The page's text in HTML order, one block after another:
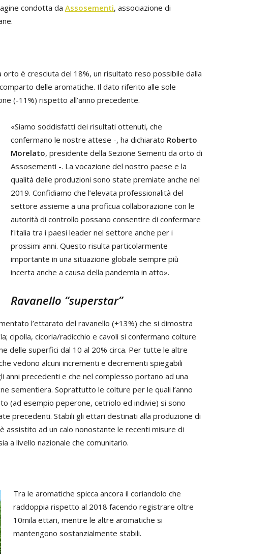
condotta da Assosementi, associazione di
è cresciuta del 18%, un risultato reso possibile dalla
delle aromatiche. Il dato riferito alle sole
(-11%) rispetto all’anno precedente.
«Siamo soddisfatti dei risultati ottenuti, che
confermano le nostre attese -, ha dichiarato Roberto
Morelato, presidente della Sezione Sementi da orto di
Assosementi -. La vocazione del nostro paese e la
qualità delle produzioni sono state premiate anche nel
2019. Confidiamo che l’elevata professionalità del
settore assieme a una proficua collaborazione con le
autorità di controllo possano consentire di confermare
l’Italia tra i paesi leader nel settore anche per i
prossimi anni. Questo risulta particolarmente
importante in una situazione globale sempre più
incerta anche a causa della pandemia in atto».
Ravanello “superstar”
l’ettarato del ravanello (+13%) che si dimostra
cipolla, cicoria/radicchio e cavoli si confermano colture
delle superfici dal 10 al 20% circa. Per tutte le altre
vedono alcuni incrementi e decrementi spiegabili
anni precedenti e che nel complesso portano ad una
sementiera. Soprattutto le colture per le quali l’anno
(ad esempio peperone, cetriolo ed indivie) si sono
precedenti. Stabili gli ettari destinati alla produzione di
assistito ad un calo nonostante le recenti misure di
a livello nazionale che comunitario.
Tra le aromatiche spicca ancora il coriandolo che
raddoppia rispetto al 2018 facendo registrare oltre
10mila ettari, mentre le altre aromatiche si
mantengono sostanzialmente stabili.